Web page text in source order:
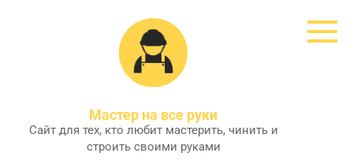
Мастер на все руки
Сайт для тех, кто любит мастерить, чинить и
строить своими руками